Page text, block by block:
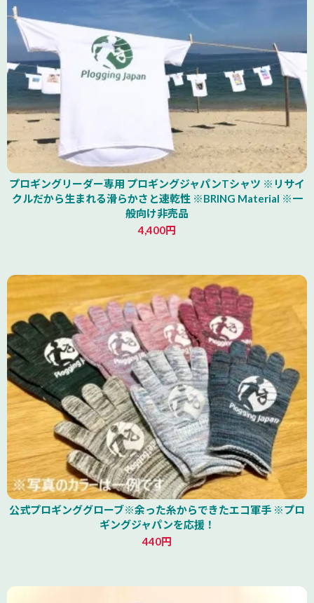
プロギングリーダー専用 プロギングジャパンTシャツ ※リサイ
クルだから生まれる滑らかさと速乾性 ※BRING Material ※一
般向け非売品
4,400円
公式プロギンググローブ※余った糸からできたエコ軍手 ※プロ
ギングジャパンを応援！
440円